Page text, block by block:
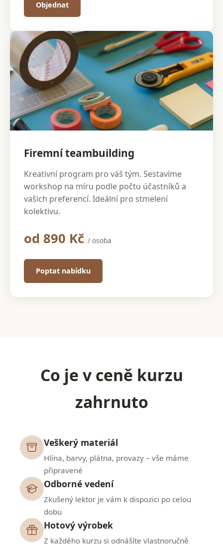
Objednat
Firemní teambuilding
Kreativní program pro váš tým. Sestavíme
workshop na míru podle počtu účastníků a
vašich preferencí. Ideální pro stmelení
kolektivu.
od 890 Kč / osoba
Poptat nabídku
Co je v ceně kurzu
zahrnuto
Veškerý materiál
Hlína, barvy, plátna, provazy – vše máme
připravené
Odborné vedení
Zkušený lektor je vám k dispozici po celou
dobu
Hotový výrobek
Z každého kurzu si odnášíte vlastnoručně